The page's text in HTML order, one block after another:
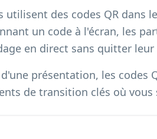
utilisent des codes QR dans
un code à l'écran, les
en direct sans quitter leur
présentation, les codes
de transition clés où